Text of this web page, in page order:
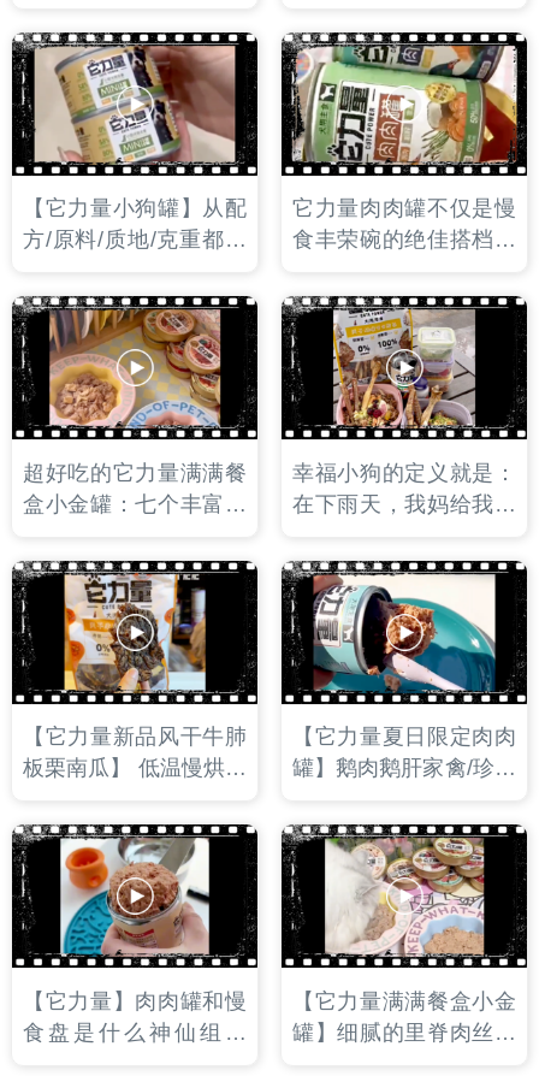
板栗南瓜。牛肺是肌肉
来源，板栗南瓜是优质
的碳水来源。一口一块
嘎嘣脆！
管完整大个，给这一顿
午餐增添了美味因子！
【它力量小狗罐】从配
方/原料/质地/克重都为
系列，高蛋白，低脂，
添加多种有益小狗健康
的超级食物。
它力量肉肉罐不仅是慢
食丰荣碗的绝佳搭档，
午节礼物哦！一口一个
还带夹心的粽子，包裹
着两脚兽满满的爱！
超好吃的它力量满满餐
盒小金罐：七个丰富口
腻的里脊肉丝，添加超
级食物和奇亚籽颗粒。
国产餐盒天花板，无限
复购！
幸福小狗的定义就是：
在下雨天，我妈给我穿
它力量肉肉罐搭配整根
的它力量风干鹅喉管和
杏鲍菇！
【它力量新品风干牛肺
板栗南瓜】 低温慢烘工
感，对骨骼和牙齿健康
大有裨益，定期给狗狗
喂食，是非常优质的小
零食哦
【它力量夏日限定肉肉
罐】鹅肉鹅肝家禽/珍珠
味都有高蛋白+低脂的
特点，延续它力量肉肉
罐系列的高性价比和高
适口性
【它力量】肉肉罐和慢
食盘是什么神仙组合
【它力量满满餐盒小金
罐】细腻的里脊肉丝搭